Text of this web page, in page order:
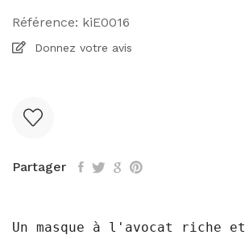
Référence: kiE0016
Donnez votre avis
Partager
Un masque à l'avocat riche